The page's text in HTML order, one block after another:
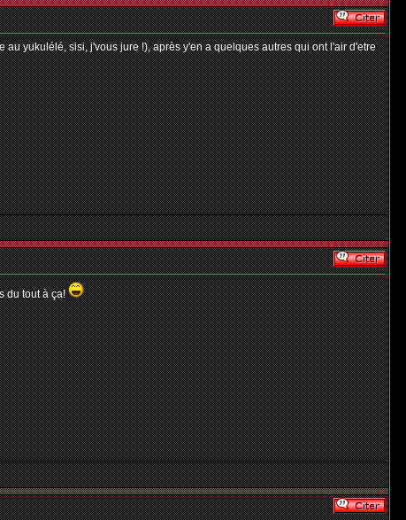
yukulélé, sisi, j'vous jure !), après y'en a quelques autres qui ont l'air d'etre
du tout à ça!